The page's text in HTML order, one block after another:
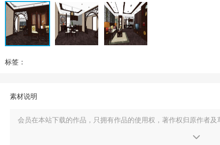
标签：
素材说明
会员在本站下载的作品，只拥有作品的使用权，著作权归原作者